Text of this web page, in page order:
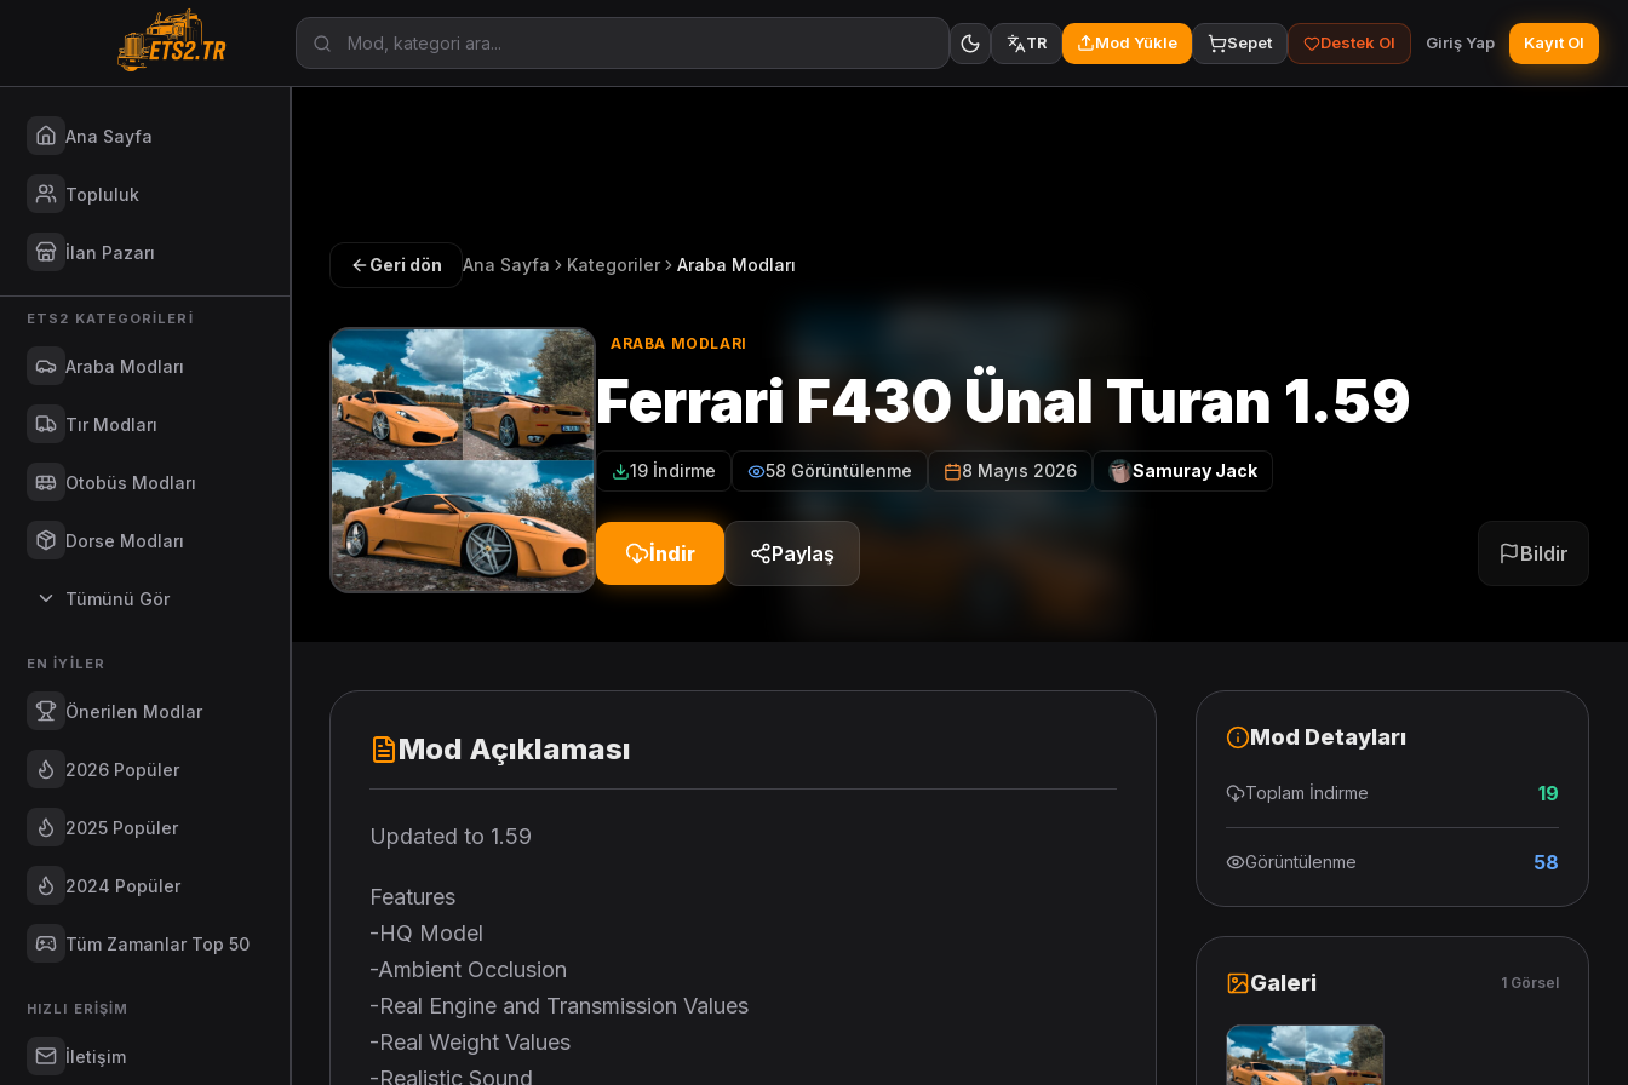
TR Mod Yükle Sepet Destek Ol Giriş Yap Kayıt Ol
Ana Sayfa
Topluluk
İlan Pazarı
ETS2 KATEGORILERI
Araba Modları
Tır Modları
Otobüs Modları
Dorse Modları
Tümünü Gör
EN İYILER
Önerilen Modlar
2026 Popüler
2025 Popüler
2024 Popüler
Tüm Zamanlar Top 50
HIZLI ERIŞIM
İletişim
Geri dön Ana Sayfa Kategoriler Araba Modları
ARABA MODLARI
Ferrari F430 Ünal Turan 1.59
19 İndirme 58 Görüntülenme 8 Mayıs 2026 Samuray Jack
İndir Paylaş Bildir
Mod Açıklaması
Updated to 1.59
Features
-HQ Model
-Ambient Occlusion
-Real Engine and Transmission Values
-Real Weight Values
-Realistic Sound
Mod Detayları
Toplam İndirme 19
Görüntülenme 58
Galeri 1 Görsel